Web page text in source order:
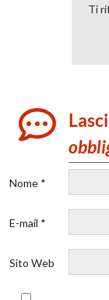
Ti
Nome *
E-mail *
Sito Web